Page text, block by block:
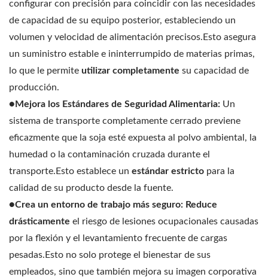
configurar con precisión para coincidir con las necesidades
de capacidad de su equipo posterior, estableciendo un
volumen y velocidad de alimentación precisos.Esto asegura
un suministro estable e ininterrumpido de materias primas,
lo que le permite utilizar completamente su capacidad de
producción.
●Mejora los Estándares de Seguridad Alimentaria: Un
sistema de transporte completamente cerrado previene
eficazmente que la soja esté expuesta al polvo ambiental, la
humedad o la contaminación cruzada durante el
transporte.Esto establece un estándar estricto para la
calidad de su producto desde la fuente.
●Crea un entorno de trabajo más seguro: Reduce
drásticamente el riesgo de lesiones ocupacionales causadas
por la flexión y el levantamiento frecuente de cargas
pesadas.Esto no solo protege el bienestar de sus
empleados, sino que también mejora su imagen corporativa